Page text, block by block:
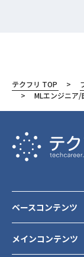
テクフリ TOP
MLエンジニア/
メインコンテンツ
ベースコンテンツ